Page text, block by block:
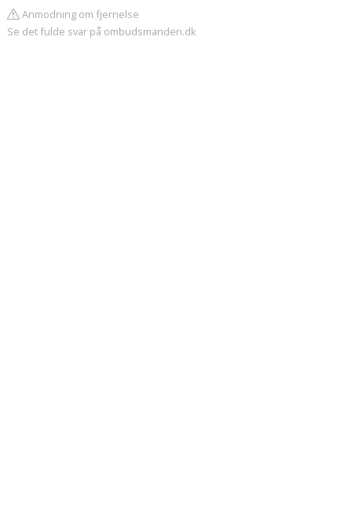
Anmodning om fjernelse
Se det fulde svar på ombudsmanden.dk